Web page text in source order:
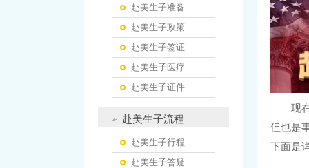
现
但也是
下面是
赴美生子准备
赴美生子政策
赴美生子签证
赴美生子医疗
赴美生子证件
赴美生子流程
赴美生子行程
赴美生子答疑